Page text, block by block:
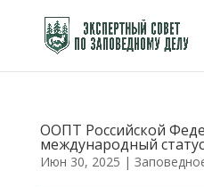
ООПТ Российской
международный статус
Июн 30, 2025 |